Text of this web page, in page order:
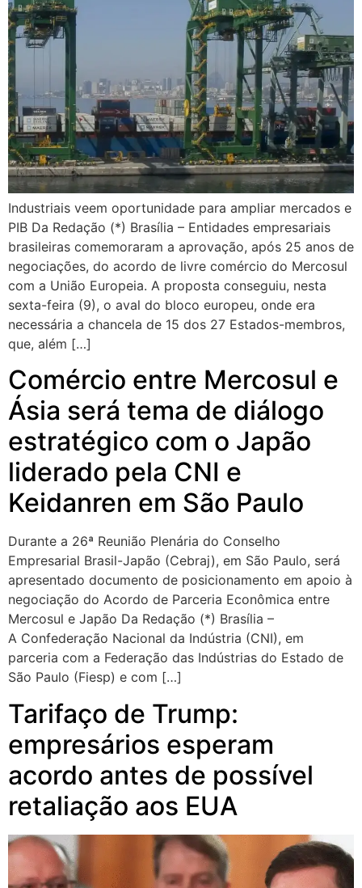
Industriais veem oportunidade para ampliar mercados e
PIB Da Redação (*) Brasília – Entidades empresariais
brasileiras comemoraram a aprovação, após 25 anos de
negociações, do acordo de livre comércio do Mercosul
com a União Europeia. A proposta conseguiu, nesta
sexta-feira (9), o aval do bloco europeu, onde era
necessária a chancela de 15 dos 27 Estados-membros,
que, além […]
Comércio entre Mercosul e
Ásia será tema de diálogo
estratégico com o Japão
liderado pela CNI e
Keidanren em São Paulo
Durante a 26ª Reunião Plenária do Conselho
Empresarial Brasil-Japão (Cebraj), em São Paulo, será
apresentado documento de posicionamento em apoio à
negociação do Acordo de Parceria Econômica entre
Mercosul e Japão Da Redação (*) Brasília –
A Confederação Nacional da Indústria (CNI), em
parceria com a Federação das Indústrias do Estado de
São Paulo (Fiesp) e com […]
Tarifaço de Trump:
empresários esperam
acordo antes de possível
retaliação aos EUA